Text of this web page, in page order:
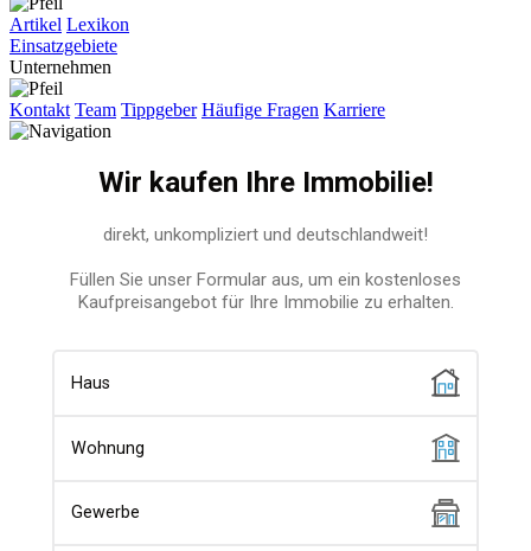
Artikel Lexikon
Einsatzgebiete
Unternehmen
Kontakt Team Tippgeber Häufige Fragen Karriere